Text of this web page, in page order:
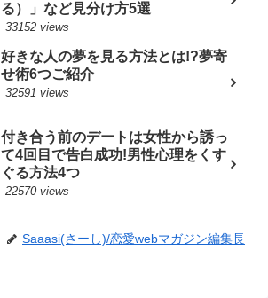
る）」など見分け方5選
33152 views
好きな人の夢を見る方法とは!?夢寄
せ術6つご紹介
32591 views
付き合う前のデートは女性から誘っ
て4回目で告白成功!男性心理をくす
ぐる方法4つ
22570 views
Saaasi(さーし)/恋愛webマガジン編集長